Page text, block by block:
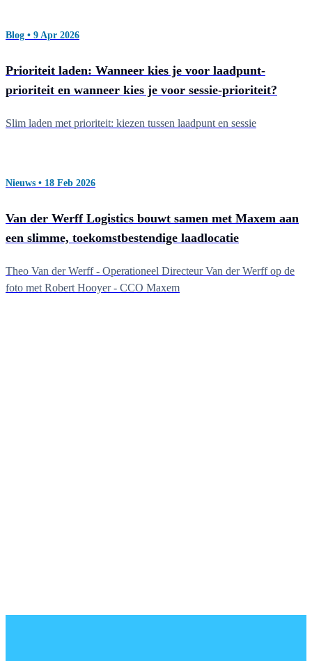
Blog • 9 Apr 2026
Prioriteit laden: Wanneer kies je voor laadpunt-
prioriteit en wanneer kies je voor sessie-prioriteit?
Slim laden met prioriteit: kiezen tussen laadpunt en sessie
Nieuws • 18 Feb 2026
Van der Werff Logistics bouwt samen met Maxem aan
een slimme, toekomstbestendige laadlocatie
Theo Van der Werff - Operationeel Directeur Van der Werff op de
foto met Robert Hooyer - CCO Maxem